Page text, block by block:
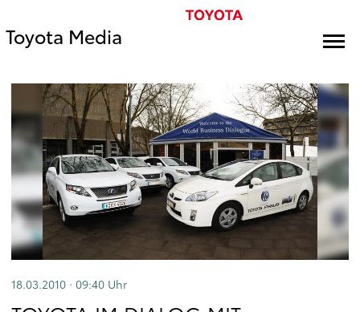
Toyota Media
18.03.2010 · 09:40 Uhr